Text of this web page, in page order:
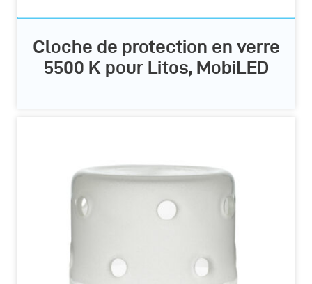
Cloche de protection en verre
5500 K pour Litos, MobiLED